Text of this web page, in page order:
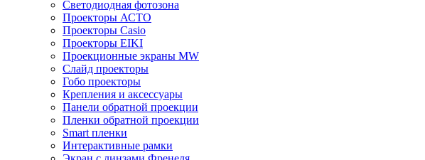
Светодиодная фотозона
Проекторы АСТО
Проекторы Casio
Проекторы EIKI
Проекционные экраны MW
Слайд проекторы
Гобо проекторы
Крепления и аксессуары
Панели обратной проекции
Пленки обратной проекции
Smart пленки
Интерактивные рамки